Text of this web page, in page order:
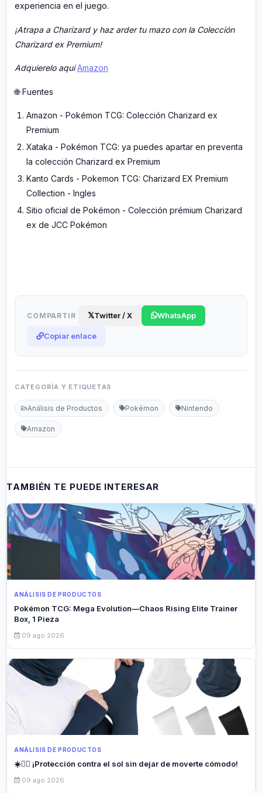
experiencia en el juego.
¡Atrapa a Charizard y haz arder tu mazo con la Colección
Charizard ex Premium!
Adquierelo aquiAmazon
🌐 Fuentes
Amazon - Pokémon TCG: Colección Charizard ex
Premium
Xataka - Pokémon TCG: ya puedes apartar en preventa
la colección Charizard ex Premium
Kanto Cards - Pokemon TCG: Charizard EX Premium
Collection - Ingles
Sitio oficial de Pokémon - Colección prémium Charizard
ex de JCC Pokémon
COMPARTIR 𝕏Twitter / X WhatsApp
Copiar enlace
CATEGORÍA Y ETIQUETAS
Análisis de Productos Pokémon Nintendo
Amazon
TAMBIÉN TE PUEDE INTERESAR
ANÁLISIS DE PRODUCTOS
Pokémon TCG: Mega Evolution—Chaos Rising Elite Trainer
Box, 1 Pieza
09 ago 2026
ANÁLISIS DE PRODUCTOS
☀️🏃‍♂️ ¡Protección contra el sol sin dejar de moverte cómodo!
09 ago 2026